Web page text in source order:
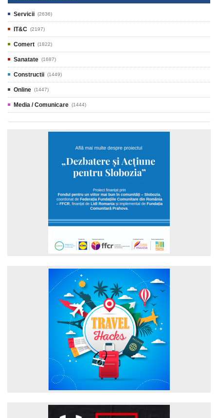
Servicii (2636)
IT&C (2197)
Comert (1822)
Sanatate (1687)
Constructii (1449)
Online (1447)
Media / Comunicare (1444)